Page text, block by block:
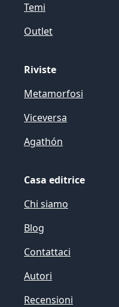
Temi
Outlet
Riviste
Metamorfosi
Viceversa
Agathón
Casa editrice
Chi siamo
Blog
Contattaci
Autori
Recensioni